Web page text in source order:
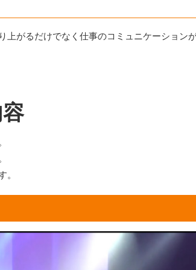
がるだけでなく仕事のコミュニケーション